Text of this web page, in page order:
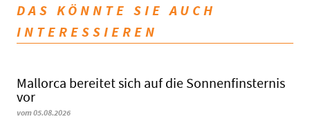
DAS KÖNNTE SIE AUCH
INTERESSIEREN
Mallorca bereitet sich auf die Sonnenfinsternis
vor
vom 05.08.2026